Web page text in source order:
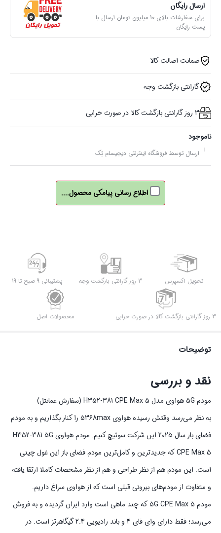
ارسال رایگان
برای سفارشات بالای 10 میلیون تومان ارسال با
پست رایگان
ضمانت اصالت کالا
گارانتی بازگشت وجه
3 روز گارانتی بازگشت کالا در صورت خرابی
ناموجود
ارسال توسط فروشگاه اینترنتی دیجیسام تِک
اطلاع رسانی پیامکی محصول....
تحویل اکسپرس 3 روز گارانتی بازگشت وجه پشتیبانی 9 صبح تا 19
3 روز گارانتی بازگشت کالا در صورت خرابی محصولات اصل
توضیحات
نقد و بررسی
مودم 5G هواوی مدل H352-381 CPE Max 5 (سفارش عمانتل)
به نظر می‌رسد وقتش رسیده هواوی 5368max را کنار بگذاریم و به مودم
فضای باز سال 2025 این شرکت سوئیچ کنیم. مودم هواوی H352-381 5G
CPE Max 5 که جدیدترین و کامل‌ترین مودم فضای باز این غول چینی
است. این مودم هم از نظر طراحی و هم از نظر مشخصات کاملا ارتقا یافته
و متفاوت از مودم‌های بیرونی قبلی است که از هواوی سراغ داریم.
مودم 5G CPE Max 5 که چند ماهی است وارد ایران گردیده و به فروش
می‌رسد؛ فقط دارای وای فای 4 و باند رادیویی 2.4 گیگاهرتز است. در